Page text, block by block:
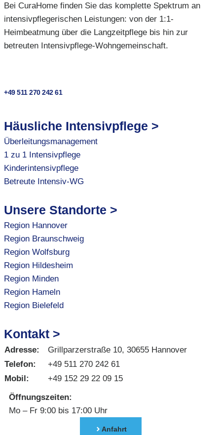
Bei CuraHome finden Sie das komplette Spektrum an
intensivpflegerischen Leistungen: von der 1:1-
Heimbeatmung über die Langzeitpflege bis hin zur
betreuten Intensivpflege-Wohngemeinschaft.
+49 511 270 242 61
Häusliche Intensivpflege >
Überleitungsmanagement
1 zu 1 Intensivpflege
Kinderintensivpflege
Betreute Intensiv-WG
Unsere Standorte >
Region Hannover
Region Braunschweig
Region Wolfsburg
Region Hildesheim
Region Minden
Region Hameln
Region Bielefeld
Kontakt >
Adresse:
Grillparzerstraße 10, 30655 Hannover
Telefon:
+49 511 270 242 61
Mobil:
+49 152 29 22 09 15
Öffnungszeiten:
Mo – Fr 9:00 bis 17:00 Uhr
Anfahrt